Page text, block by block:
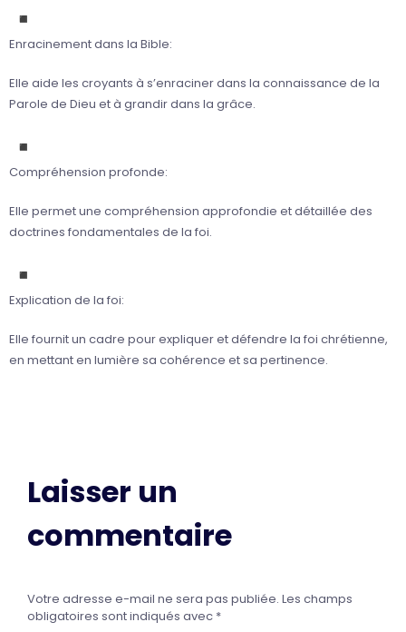
Enracinement dans la Bible:
Elle aide les croyants à s’enraciner dans la connaissance de la
Parole de Dieu et à grandir dans la grâce.
Compréhension profonde:
Elle permet une compréhension approfondie et détaillée des
doctrines fondamentales de la foi.
Explication de la foi:
Elle fournit un cadre pour expliquer et défendre la foi chrétienne,
en mettant en lumière sa cohérence et sa pertinence.
Laisser un
commentaire
Votre adresse e-mail ne sera pas publiée. Les champs
obligatoires sont indiqués avec *